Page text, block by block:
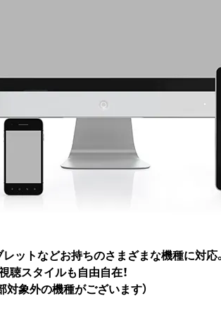
レットなどお持ちのさまざまな機種に対応
聴スタイルも自由自在！
対象外の機種がございます）